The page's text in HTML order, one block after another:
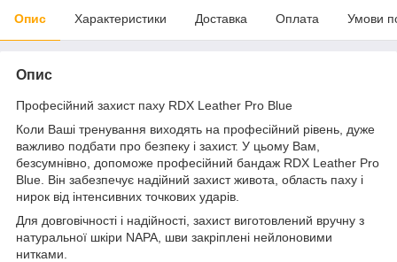
Опис Характеристики Доставка Оплата Умови
Опис
Професійний захист паху RDX Leather Pro Blue
Коли Ваші тренування виходять на професійний рівень, дуже
важливо подбати про безпеку і захист. У цьому Вам,
безсумнівно, допоможе професійний бандаж RDX Leather Pro
Blue. Він забезпечує надійний захист живота, область паху і
нирок від інтенсивних точкових ударів.
Для довговічності і надійності, захист виготовлений вручну з
натуральної шкіри NAPA, шви закріплені нейлоновими
нитками.